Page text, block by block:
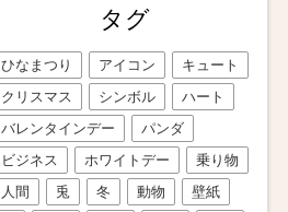
タグ
ひなまつり アイコン
キュート
クリスマス
シンボル
ハート
バレンタインデー
パンダ
ビジネス
ホワイトデー
乗り物
人間
兎 冬 動物
壁紙